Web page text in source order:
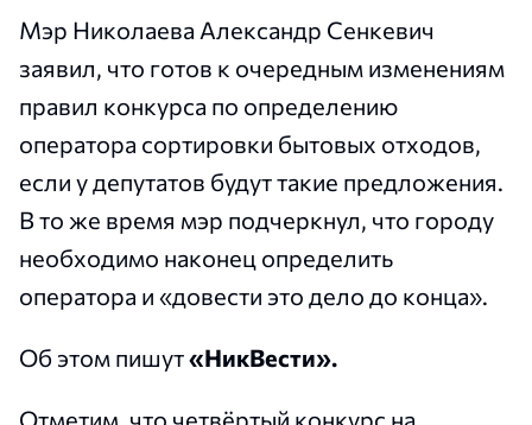
Мэр Николаева Александр Сенкевич
заявил, что готов к очередным изменениям
правил конкурса по определению
оператора сортировки бытовых отходов,
если у депутатов будут такие предложения.
В то же время мэр подчеркнул, что городу
необходимо наконец определить
оператора и «довести это дело до конца».
Об этом пишут«НикВести».
Отметим, что четвёртый конкурс на